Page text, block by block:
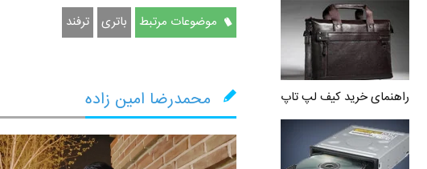
راهنمای خرید کیف لپ تاپ
موضوعات مرتبط باتری ترفند
محمدرضا امین زاده